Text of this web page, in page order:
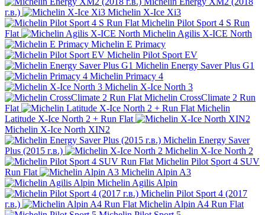
г.в.)
Michelin X-Ice Xi3
Michelin Pilot Sport 4 S Run
Flat
Michelin Agilis X-ICE North
Michelin E Primacy
Michelin Pilot Sport EV
Michelin Energy Saver Plus G1
Michelin Primacy 4
Michelin X-Ice North 3
Michelin CrossClimate 2 Run
Flat
Michelin
Latitude X-Ice North 2 + Run Flat
Michelin X-Ice North XIN2
Michelin Energy Saver
Plus (2015 г.в.)
Michelin X-Ice North 2
Michelin Pilot Sport 4 SUV
Run Flat
Michelin Alpin A3
Michelin Agilis Alpin
Michelin Pilot Sport 4 (2017
г.в.)
Michelin Alpin A4 Run Flat